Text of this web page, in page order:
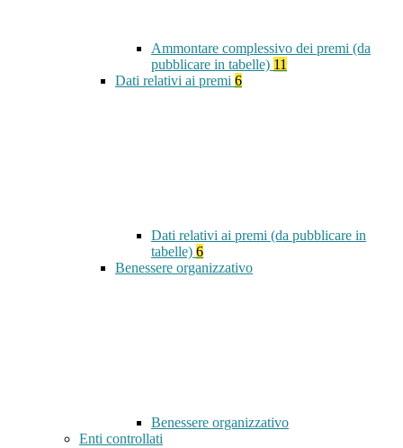
Ammontare complessivo dei premi (da
pubblicare in tabelle) 11
Dati relativi ai premi 6
Dati relativi ai premi (da pubblicare in
tabelle) 6
Benessere organizzativo
Benessere organizzativo
Enti controllati